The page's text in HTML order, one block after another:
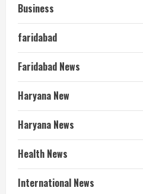
Business
faridabad
Faridabad News
Haryana New
Haryana News
Health News
International News